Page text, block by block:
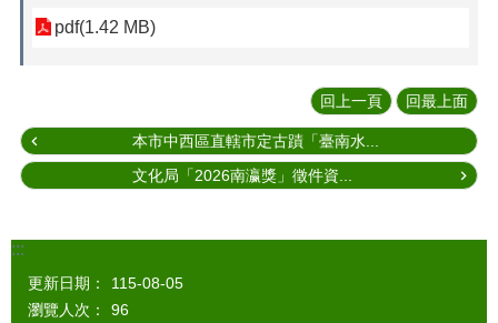
pdf(1.42 MB)
回上一頁 回最上面
本市中西區直轄市定古蹟「臺南水...
文化局「2026南瀛獎」徵件資...
:::
更新日期：
115-08-05
瀏覽人次：
96